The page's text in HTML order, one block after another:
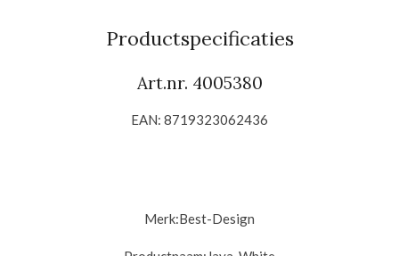
n
Productspecificaties
Art.nr. 4005380
EAN: 8719323062436
Merk:Best-Design